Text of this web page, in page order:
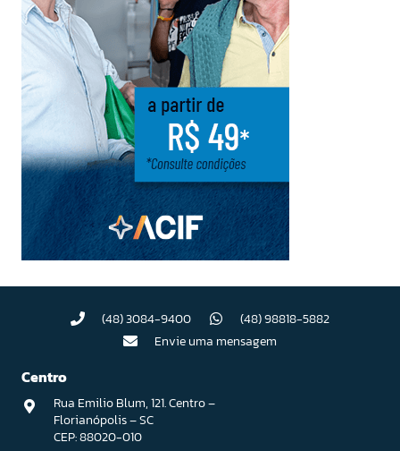
(48) 3084-9400
(48) 98818-5882
Envie uma mensagem
Centro
Rua Emilio Blum, 121. Centro –
Florianópolis – SC
CEP: 88020-010